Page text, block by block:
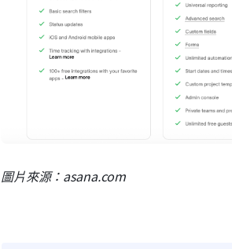
圖片來源：asana.com